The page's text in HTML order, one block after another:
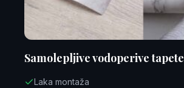
Samolepljive vodoperive tapete
Laka montaža